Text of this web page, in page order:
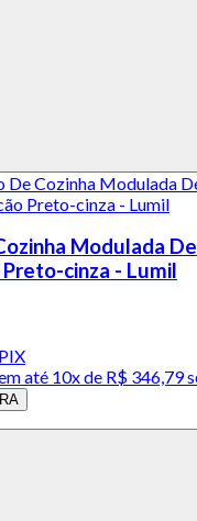
Modulada
cinza - Lumil
até 10x de R$ 346,79